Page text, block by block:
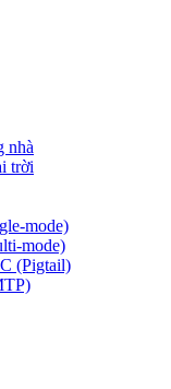
nhà
trời
mode)
mode)
(Pigtail)